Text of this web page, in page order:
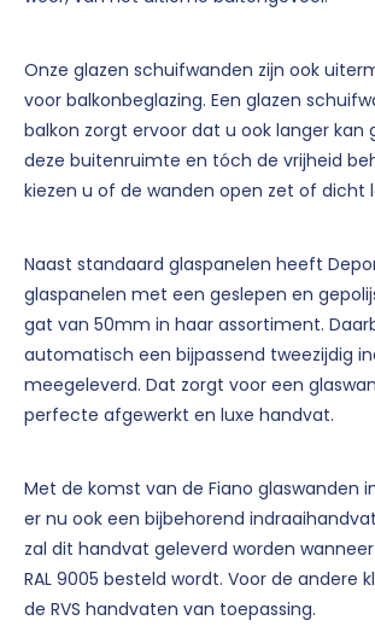
Onze glazen schuifwanden zijn ook
voor balkonbeglazing. Een glazen
balkon zorgt ervoor dat u ook langer kan
deze buitenruimte en tóch de vrijheid
kiezen u of de wanden open zet of dicht
Naast standaard glaspanelen heeft
glaspanelen met een geslepen en
gat van 50mm in haar assortiment.
automatisch een bijpassend tweezijdig
meegeleverd. Dat zorgt voor een
perfecte afgewerkt en luxe handvat.
Met de komst van de Fiano glaswanden in
er nu ook een bijbehorend
zal dit handvat geleverd worden
RAL 9005 besteld wordt. Voor de andere
de RVS handvaten van toepassing.